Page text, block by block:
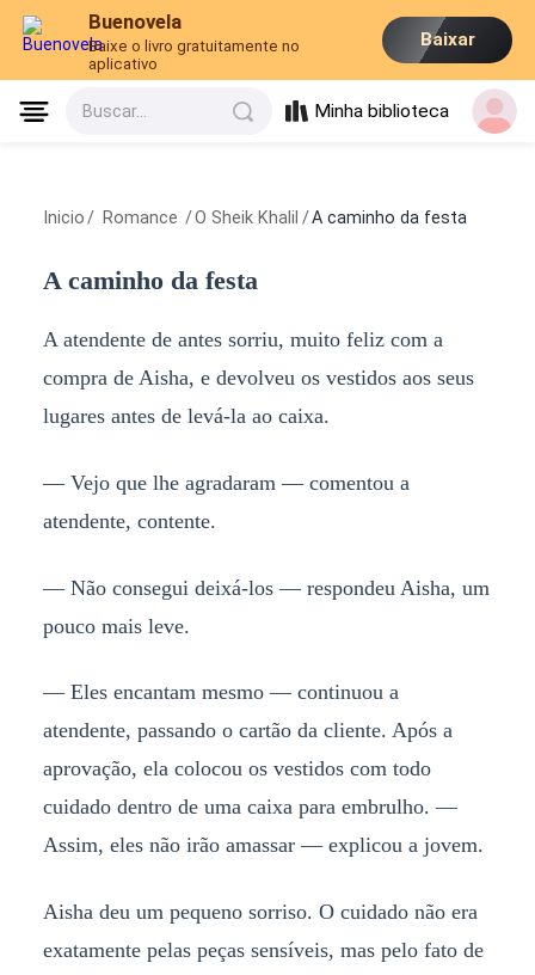
Buenovela
Baixe o livro gratuitamente no
aplicativo
Baixar
Buscar... Minha biblioteca
Inicio / Romance /O Sheik Khalil /A caminho da festa
A caminho da festa
A atendente de antes sorriu, muito feliz com a
compra de Aisha, e devolveu os vestidos aos seus
lugares antes de levá-la ao caixa.
— Vejo que lhe agradaram — comentou a
atendente, contente.
— Não consegui deixá-los — respondeu Aisha, um
pouco mais leve.
— Eles encantam mesmo — continuou a
atendente, passando o cartão da cliente. Após a
aprovação, ela colocou os vestidos com todo
cuidado dentro de uma caixa para embrulho. —
Assim, eles não irão amassar — explicou a jovem.
Aisha deu um pequeno sorriso. O cuidado não era
exatamente pelas peças sensíveis, mas pelo fato de